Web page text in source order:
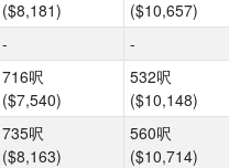
($8,181)
($10,657)
- -
716呎
($7,540)
532呎
($10,148)
735呎
($8,163)
560呎
($10,714)